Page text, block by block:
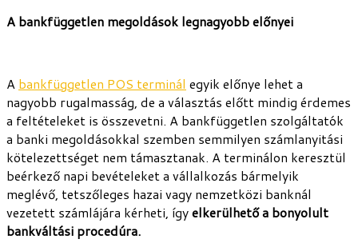
A bankfüggetlen megoldások legnagyobb előnyei
A bankfüggetlen POS terminál egyik előnye lehet a
nagyobb rugalmasság, de a választás előtt mindig érdemes
a feltételeket is összevetni. A bankfüggetlen szolgáltatók
a banki megoldásokkal szemben semmilyen számlanyitási
kötelezettséget nem támasztanak. A terminálon keresztül
beérkező napi bevételeket a vállalkozás bármelyik
meglévő, tetszőleges hazai vagy nemzetközi banknál
vezetett számlájára kérheti, ígyelkerülhető a bonyolult
bankváltási procedúra.